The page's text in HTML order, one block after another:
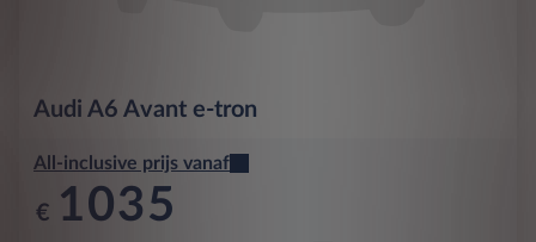
Audi A6 Avant e-tron
All-inclusive prijs vanaf
€ 1035